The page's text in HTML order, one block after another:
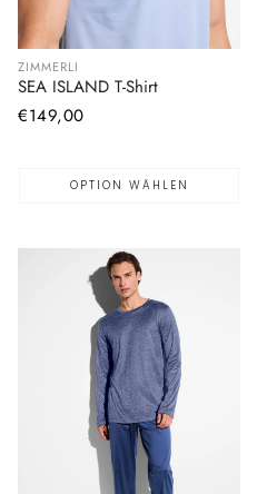
ZIMMERLI
SEA ISLAND T-Shirt
Normaler
€149,00
OPTION WÄHLEN